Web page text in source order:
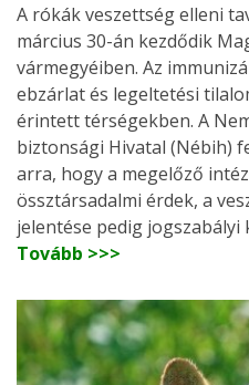
A rókák veszettség elleni
március 30-án kezdődik
vármegyéiben. Az
ebzárlat és legeltetési
érintett térségekben. A
biztonsági Hivatal (Nébih)
arra, hogy a megelőző
össztársadalmi érdek, a
jelentése pedig jogszabályi
Tovább >>>